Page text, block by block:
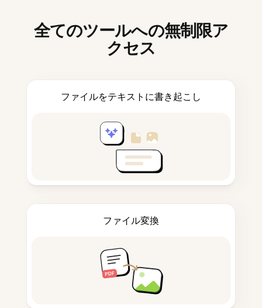
全てのツールへの無制限ア
クセス
ファイルをテキストに書き起こし
ファイル変換